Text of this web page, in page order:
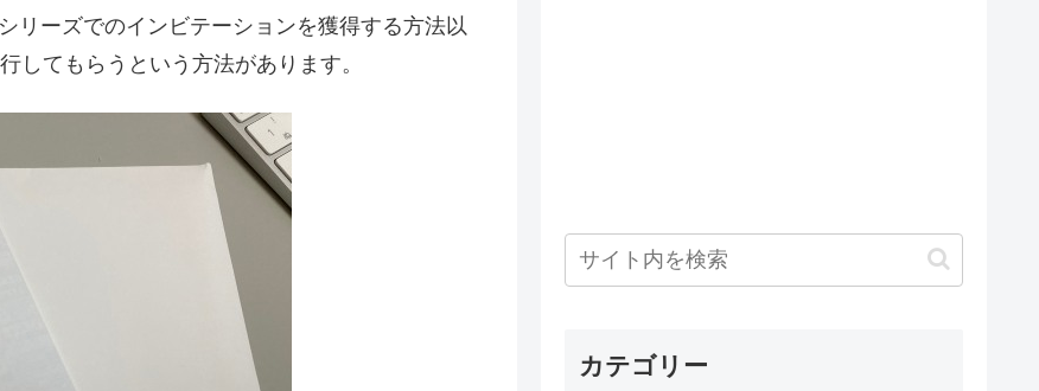
リーズでのインビテーションを獲得する方法以
してもらうという方法があります。
カテゴリー